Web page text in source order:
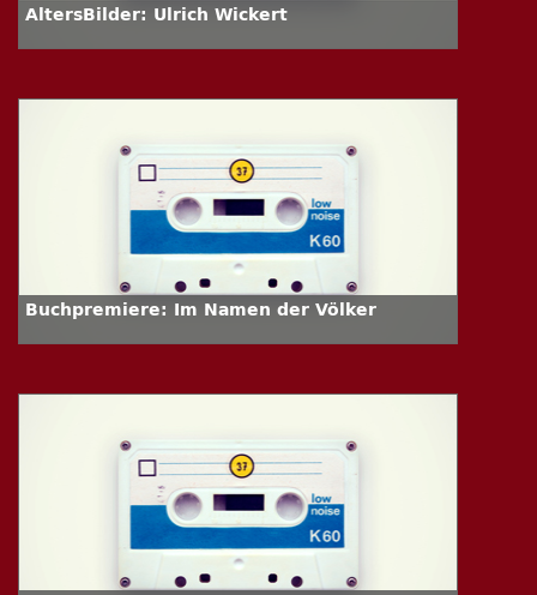
AltersBilder: Ulrich Wickert
Buchpremiere: Im Namen der Völker